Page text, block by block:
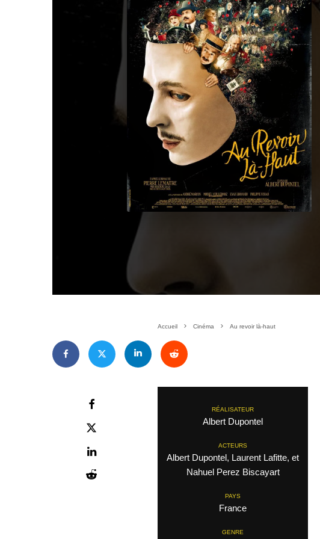
Accueil Cinéma Au revoir là-haut
RÉALISATEUR
Albert Dupontel
ACTEURS
Albert Dupontel, Laurent Lafitte, et
Nahuel Perez Biscayart
PAYS
France
GENRE